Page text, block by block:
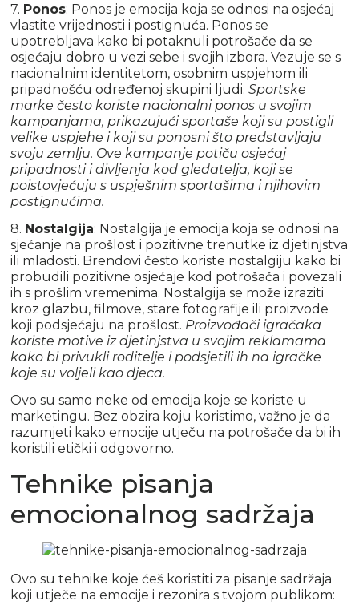
7. Ponos: Ponos je emocija koja se odnosi na osjećaj
vlastite vrijednosti i postignuća. Ponos se
upotrebljava kako bi potaknuli potrošače da se
osjećaju dobro u vezi sebe i svojih izbora. Vezuje se s
nacionalnim identitetom, osobnim uspjehom ili
pripadnošću određenoj skupini ljudi.Sportske
marke često koriste nacionalni ponos u svojim
kampanjama, prikazujući sportaše koji su postigli
velike uspjehe i koji su ponosni što predstavljaju
svoju zemlju. Ove kampanje potiču osjećaj
pripadnosti i divljenja kod gledatelja, koji se
poistovjećuju s uspješnim sportašima i njihovim
postignućima.
8. Nostalgija: Nostalgija je emocija koja se odnosi na
sjećanje na prošlost i pozitivne trenutke iz djetinjstva
ili mladosti. Brendovi često koriste nostalgiju kako bi
probudili pozitivne osjećaje kod potrošača i povezali
ih s prošlim vremenima. Nostalgija se može izraziti
kroz glazbu, filmove, stare fotografije ili proizvode
koji podsjećaju na prošlost. Proizvođači igračaka
koriste motive iz djetinjstva u svojim reklamama
kako bi privukli roditelje i podsjetili ih na igračke
koje su voljeli kao djeca.
Ovo su samo neke od emocija koje se koriste u
marketingu. Bez obzira koju koristimo, važno je da
razumjeti kako emocije utječu na potrošače da bi ih
koristili etički i odgovorno.
Tehnike pisanja
emocionalnog sadržaja
Ovo su tehnike koje ćeš koristiti za pisanje sadržaja
koji utječe na emocije i rezonira s tvojom publikom: